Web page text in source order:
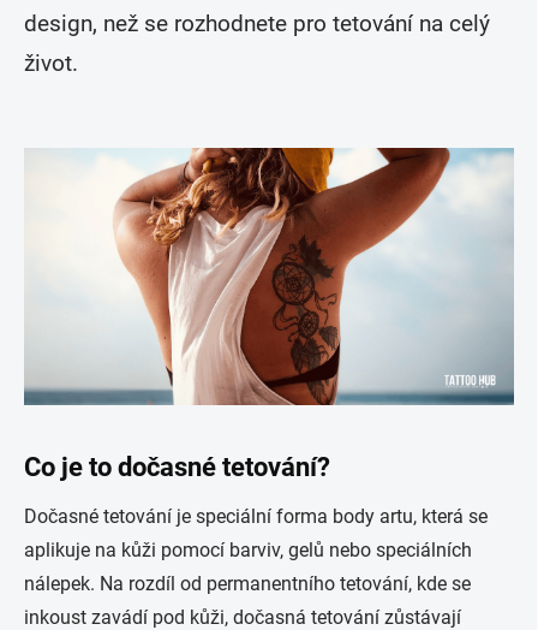
design, než se rozhodnete pro tetování na celý
život.
Co je to dočasné tetování?
Dočasné tetování je speciální forma body artu, která se
aplikuje na kůži pomocí barviv, gelů nebo speciálních
nálepek. Na rozdíl od permanentního tetování, kde se
inkoust zavádí pod kůži, dočasná tetování zůstávají